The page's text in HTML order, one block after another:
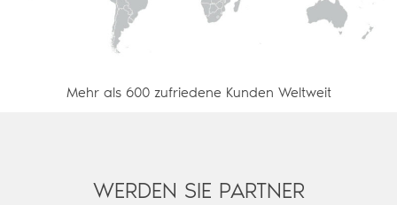
WERDEN SIE PARTNER
Mehr als 600 zufriedene Kunden Weltweit